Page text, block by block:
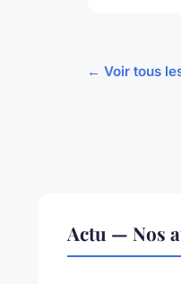
← Voir tous
Actu — Nos